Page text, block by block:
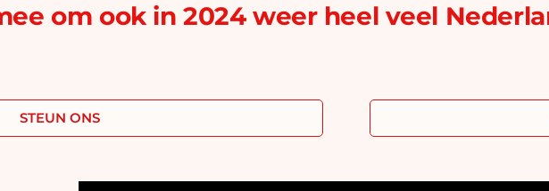
om ook in 2024 weer heel veel
STEUN ONS